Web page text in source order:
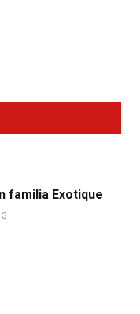
familia Exotique